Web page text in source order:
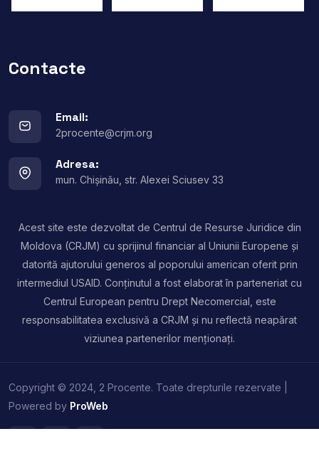
Contacte
Email:
2procente@crjm.org
Adresa:
mun. Chișinău, str. Alexei Sciusev 33
Acest site este dezvoltat de Centrul de Resurse Juridice din
Moldova (CRJM) cu sprijinul financiar al Uniunii Europene și
datorită ajutorului generos al poporului american oferit prin
intermediul USAID. Conținutul a fost elaborat în parteneriat cu
Centrul European pentru Drept Necomercial, este
responsabilitatea exclusivă a CRJM și nu reflectă neapărat
viziunea partenerilor menționați.
Copyright © 2024, 2 Procente. Toate drepturile rezervate |
Powered by ProWeb